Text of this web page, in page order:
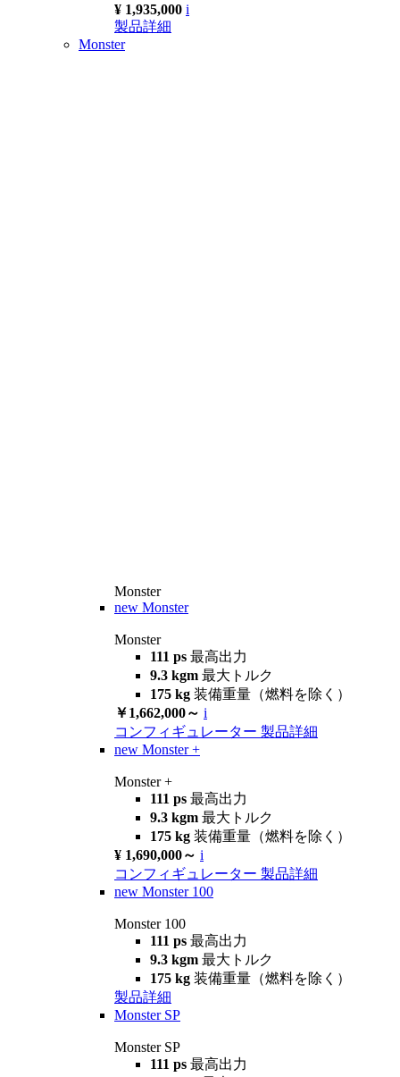
¥ 1,935,000 i
製品詳細
Monster
Monster
new Monster
Monster
111 ps 最高出力
9.3 kgm 最大トルク
175 kg 装備重量（燃料を除く）
￥1,662,000～ i
コンフィギュレーター 製品詳細
new Monster +
Monster +
111 ps 最高出力
9.3 kgm 最大トルク
175 kg 装備重量（燃料を除く）
¥ 1,690,000～ i
コンフィギュレーター 製品詳細
new Monster 100
Monster 100
111 ps 最高出力
9.3 kgm 最大トルク
175 kg 装備重量（燃料を除く）
製品詳細
Monster SP
Monster SP
111 ps 最高出力